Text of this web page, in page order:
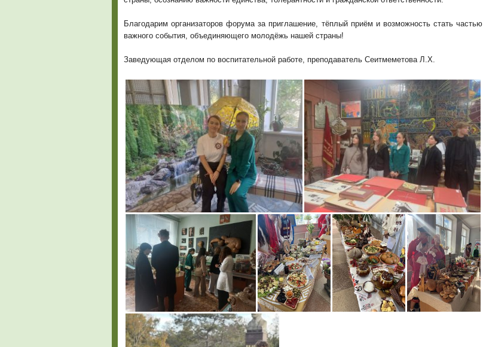
Благодарим организаторов форума за приглашение, тёплый приём и возможность стать частью
важного события, объединяющего молодёжь нашей страны!
Заведующая отделом по воспитательной работе, преподаватель Сеитмеметова Л.Х.